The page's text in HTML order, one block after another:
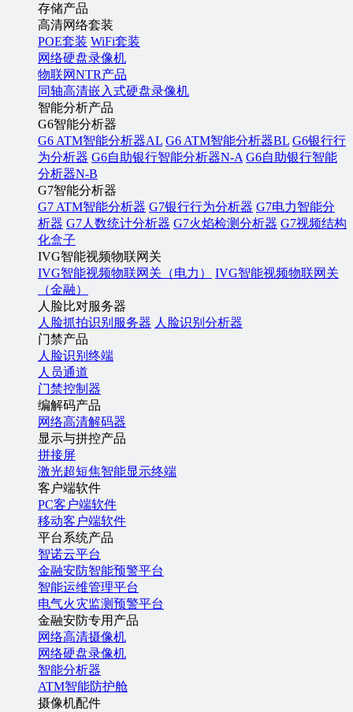
存储产品
高清网络套装
POE套装 WiFi套装
网络硬盘录像机
物联网NTR产品
同轴高清嵌入式硬盘录像机
智能分析产品
G6智能分析器
G6 ATM智能分析器AL G6 ATM智能分析器BL G6银行行
为分析器 G6自助银行智能分析器N-A G6自助银行智能
分析器N-B
G7智能分析器
G7 ATM智能分析器 G7银行行为分析器 G7电力智能分
析器 G7人数统计分析器 G7火焰检测分析器 G7视频结构
化盒子
IVG智能视频物联网关
IVG智能视频物联网关（电力）
IVG智能视频物联网关
（金融）
人脸比对服务器
人脸抓拍识别服务器 人脸识别分析器
门禁产品
人脸识别终端
人员通道
门禁控制器
编解码产品
网络高清解码器
显示与拼控产品
拼接屏
激光超短焦智能显示终端
客户端软件
PC客户端软件
移动客户端软件
平台系统产品
智诺云平台
金融安防智能预警平台
智能运维管理平台
电气火灾监测预警平台
金融安防专用产品
网络高清摄像机
网络硬盘录像机
智能分析器
ATM智能防护舱
摄像机配件